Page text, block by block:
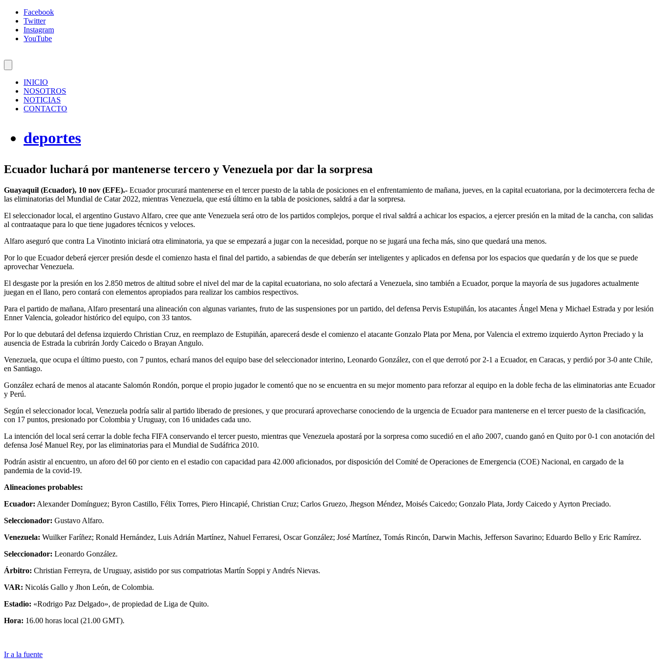
Facebook
Twitter
Instagram
YouTube
INICIO
NOSOTROS
NOTICIAS
CONTACTO
deportes
Ecuador luchará por mantenerse tercero y Venezuela por dar la sorpresa
Guayaquil (Ecuador), 10 nov (EFE).- Ecuador procurará mantenerse en el tercer puesto de la tabla de posiciones en el enfrentamiento de mañana, jueves, en la capital ecuatoriana, por la decimotercera fecha de
las eliminatorias del Mundial de Catar 2022, mientras Venezuela, que está último en la tabla de posiciones, saldrá a dar la sorpresa.
El seleccionador local, el argentino Gustavo Alfaro, cree que ante Venezuela será otro de los partidos complejos, porque el rival saldrá a achicar los espacios, a ejercer presión en la mitad de la cancha, con salidas
al contraataque para lo que tiene jugadores técnicos y veloces.
Alfaro aseguró que contra La Vinotinto iniciará otra eliminatoria, ya que se empezará a jugar con la necesidad, porque no se jugará una fecha más, sino que quedará una menos.
Por lo que Ecuador deberá ejercer presión desde el comienzo hasta el final del partido, a sabiendas de que deberán ser inteligentes y aplicados en defensa por los espacios que quedarán y de los que se puede
aprovechar Venezuela.
El desgaste por la presión en los 2.850 metros de altitud sobre el nivel del mar de la capital ecuatoriana, no solo afectará a Venezuela, sino también a Ecuador, porque la mayoría de sus jugadores actualmente
juegan en el llano, pero contará con elementos apropiados para realizar los cambios respectivos.
Para el partido de mañana, Alfaro presentará una alineación con algunas variantes, fruto de las suspensiones por un partido, del defensa Pervis Estupiñán, los atacantes Ángel Mena y Michael Estrada y por lesión
Enner Valencia, goleador histórico del equipo, con 33 tantos.
Por lo que debutará del defensa izquierdo Christian Cruz, en reemplazo de Estupiñán, aparecerá desde el comienzo el atacante Gonzalo Plata por Mena, por Valencia el extremo izquierdo Ayrton Preciado y la
ausencia de Estrada la cubrirán Jordy Caicedo o Brayan Angulo.
Venezuela, que ocupa el último puesto, con 7 puntos, echará manos del equipo base del seleccionador interino, Leonardo González, con el que derrotó por 2-1 a Ecuador, en Caracas, y perdió por 3-0 ante Chile,
en Santiago.
González echará de menos al atacante Salomón Rondón, porque el propio jugador le comentó que no se encuentra en su mejor momento para reforzar al equipo en la doble fecha de las eliminatorias ante Ecuador
y Perú.
Según el seleccionador local, Venezuela podría salir al partido liberado de presiones, y que procurará aprovecharse conociendo de la urgencia de Ecuador para mantenerse en el tercer puesto de la clasificación,
con 17 puntos, presionado por Colombia y Uruguay, con 16 unidades cada uno.
La intención del local será cerrar la doble fecha FIFA conservando el tercer puesto, mientras que Venezuela apostará por la sorpresa como sucedió en el año 2007, cuando ganó en Quito por 0-1 con anotación del
defensa José Manuel Rey, por las eliminatorias para el Mundial de Sudáfrica 2010.
Podrán asistir al encuentro, un aforo del 60 por ciento en el estadio con capacidad para 42.000 aficionados, por disposición del Comité de Operaciones de Emergencia (COE) Nacional, en cargado de la
pandemia de la covid-19.
Alineaciones probables:
Ecuador: Alexander Domínguez; Byron Castillo, Félix Torres, Piero Hincapié, Christian Cruz; Carlos Gruezo, Jhegson Méndez, Moisés Caicedo; Gonzalo Plata, Jordy Caicedo y Ayrton Preciado.
Seleccionador: Gustavo Alfaro.
Venezuela: Wuilker Faríñez; Ronald Hernández, Luis Adrián Martínez, Nahuel Ferraresi, Oscar González; José Martínez, Tomás Rincón, Darwin Machis, Jefferson Savarino; Eduardo Bello y Eric Ramírez.
Seleccionador: Leonardo González.
Árbitro: Christian Ferreyra, de Uruguay, asistido por sus compatriotas Martín Soppi y Andrés Nievas.
VAR: Nicolás Gallo y Jhon León, de Colombia.
Estadio: «Rodrigo Paz Delgado», de propiedad de Liga de Quito.
Hora: 16.00 horas local (21.00 GMT).
Ir a la fuente